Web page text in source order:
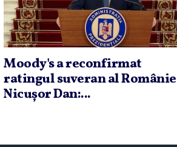
Moody's a reconfirmat
ratingul suveran al
Nicuşor Dan:...